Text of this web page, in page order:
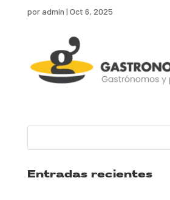
poradmin | Oct 6, 2025
Entradas recientes